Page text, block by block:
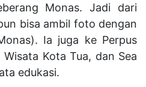
Monas. Jadi dari
bisa ambil foto dengan
Ia juga ke Perpus
Kota Tua, dan Sea
edukasi.